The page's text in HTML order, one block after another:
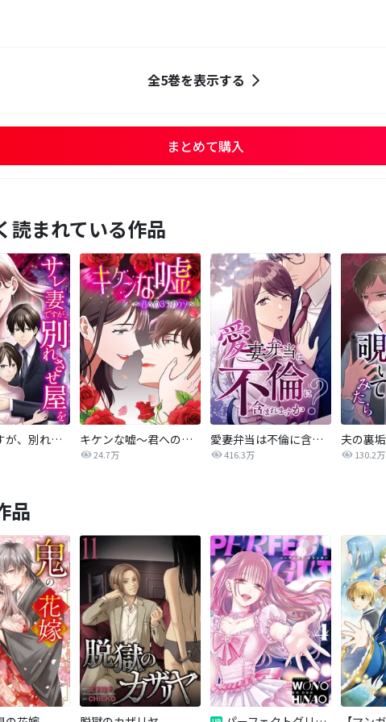
全5巻を表示する
まとめて購入
読まれている作品
サレ妻ですが、別れさせ屋を寝返らせました キケンな嘘〜君への３つのウソ〜
24.7万
愛妻弁当は不倫に含まれますか？
416.3万 130.2万
品